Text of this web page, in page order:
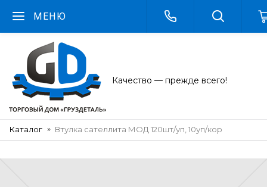
МЕНЮ
Качество — прежде всего!
Каталог Втулка сателлита МОД 120шт/уп, 10уп/кор